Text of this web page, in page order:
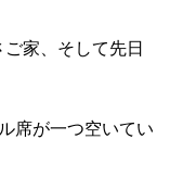
家、そして先日
席が一つ空いてい